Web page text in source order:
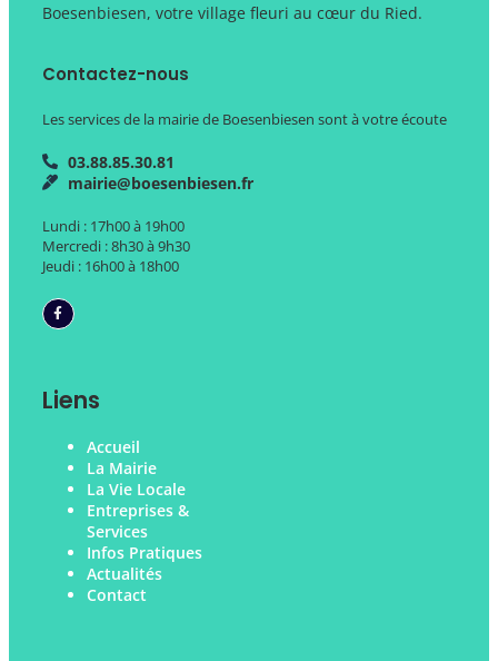
Boesenbiesen, votre village fleuri au cœur du Ried.
Contactez-nous
Les services de la mairie de Boesenbiesen sont à votre écoute
03.88.85.30.81
mairie@boesenbiesen.fr
Lundi : 17h00 à 19h00
Mercredi : 8h30 à 9h30
Jeudi : 16h00 à 18h00
Liens
Accueil
La Mairie
La Vie Locale
Entreprises &
Services
Infos Pratiques
Actualités
Contact